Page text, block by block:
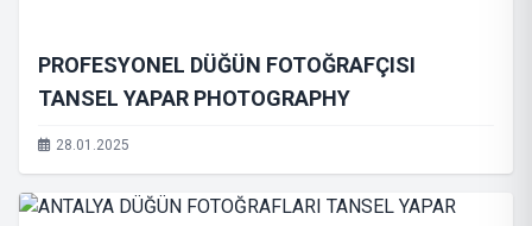
PROFESYONEL DÜĞÜN FOTOĞRAFÇISI
TANSEL YAPAR PHOTOGRAPHY
28.01.2025